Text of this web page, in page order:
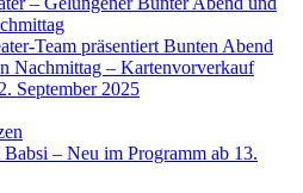
Team präsentiert Bunten Abend
Nachmittag – Kartenvorverkauf
September 2025
– Neu im Programm ab 13.